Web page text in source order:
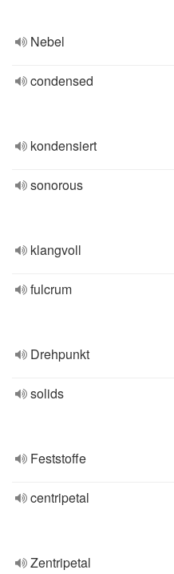
Nebel
condensed
kondensiert
sonorous
klangvoll
fulcrum
Drehpunkt
solids
Feststoffe
centripetal
Zentripetal